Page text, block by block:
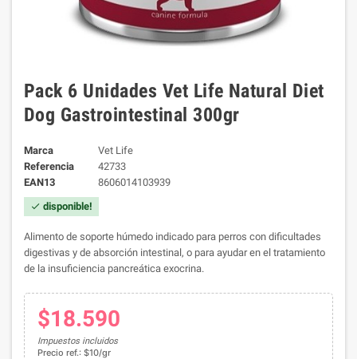
Pack 6 Unidades Vet Life Natural Diet
Dog Gastrointestinal 300gr
Marca
Vet Life
Referencia
42733
EAN13
8606014103939
check disponible!
Alimento de soporte húmedo indicado para perros con dificultades
digestivas y de absorción intestinal, o para ayudar en el tratamiento
de la insuficiencia pancreática exocrina.
$18.590
Impuestos incluidos
Precio ref.: $10/gr